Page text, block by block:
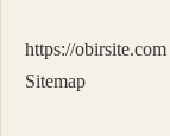
https://obirsite.com
Sitemap